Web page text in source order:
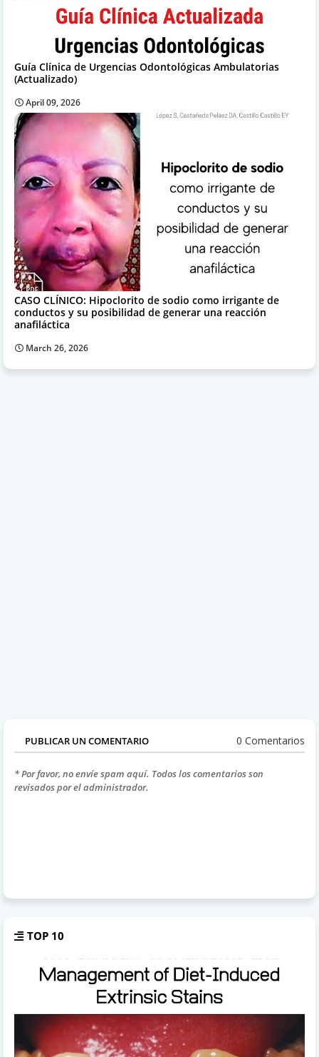
Guía Clínica de Urgencias Odontológicas Ambulatorias
(Actualizado)
April 09, 2026
CASO CLÍNICO: Hipoclorito de sodio como irrigante de
conductos y su posibilidad de generar una reacción
anafiláctica
March 26, 2026
PUBLICAR UN COMENTARIO 0 Comentarios
* Por favor, no envíe spam aquí. Todos los comentarios son
revisados por el administrador.
TOP 10